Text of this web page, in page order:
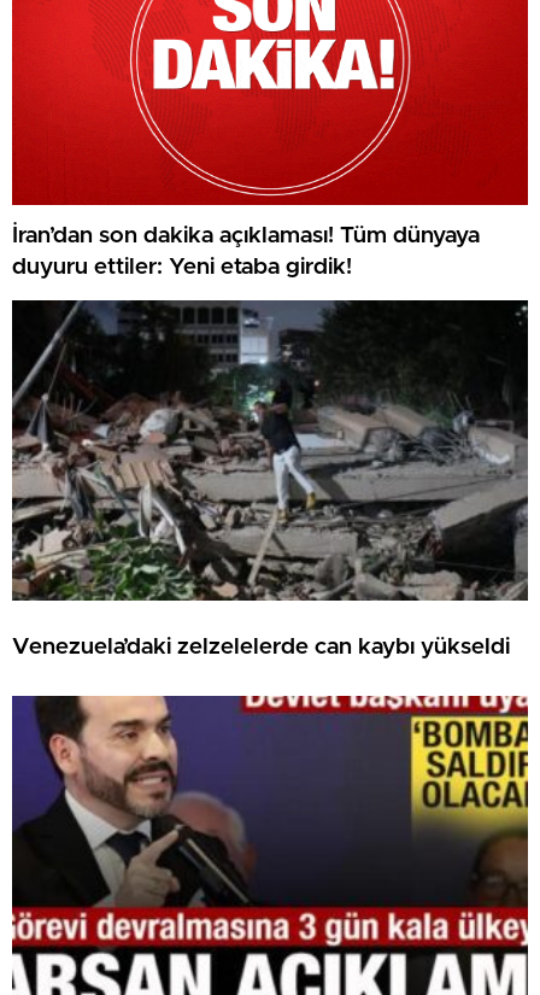
İran’dan son dakika açıklaması! Tüm dünyaya
duyuru ettiler: Yeni etaba girdik!
Venezuela’daki zelzelelerde can kaybı yükseldi